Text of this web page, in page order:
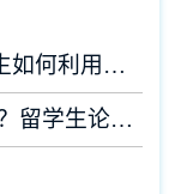
2026 QS世界大学排名公布!留学生如何利用榜单做好学业规划?
美国大学三千字的Essay怎么下笔？留学生论文辅导